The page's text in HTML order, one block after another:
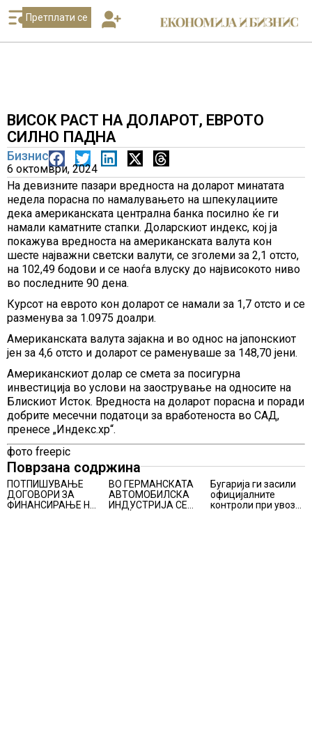
Претплати се
ВИСОК РАСТ НА ДОЛАРОТ, ЕВРОТО
СИЛНО ПАДНА
Бизнис
6 октомври, 2024
На девизните пазари вредноста на доларот минатата
недела порасна по намалувањето на шпекулациите
дека американската централна банка посилно ќе ги
намали каматните стапки. Доларскиот индекс, кој ја
покажува вредноста на американската валута кон
шесте најважни светски валути, се зголеми за 2,1 отсто,
на 102,49 бодови и се наоѓа влуску до највисокото ниво
во последните 90 дена.
Курсот на еврото кон доларот се намали за 1,7 отсто и се
разменува за 1.0975 доалри.
Американската валута зајакна и во однос на јапонскиот
јен за 4,6 отсто и доларот се раменуваше за 148,70 јени.
Американскиот долар се смета за посигурнa
инвестициja во услови на заострување на односите на
Блискиот Исток. Вредноста на доларот порасна и поради
добрите месечни податоци за вработеноста во САД,
пренесе „Индекс.хр“.
фото freepic
Поврзана содржина
ПОТПИШУВАЊЕ
ДОГОВОРИ ЗА
ФИНАНСИРАЊЕ НА
ВО ГЕРМАНСКАТА
АВТОМОБИЛСКА
ИНДУСТРИЈА СЕ
Бугарија ги засили
официјалните
контроли при увоз